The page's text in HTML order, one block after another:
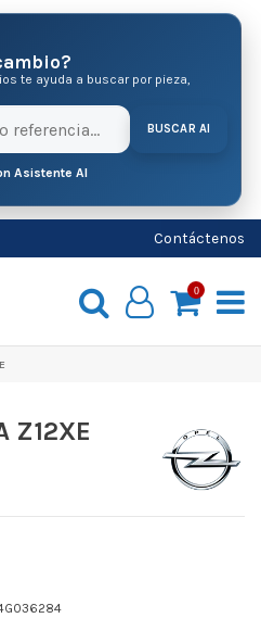
te ayuda a buscar por pieza,
BUSCAR AI
Asistente AI
Contáctenos
0
Z12XE